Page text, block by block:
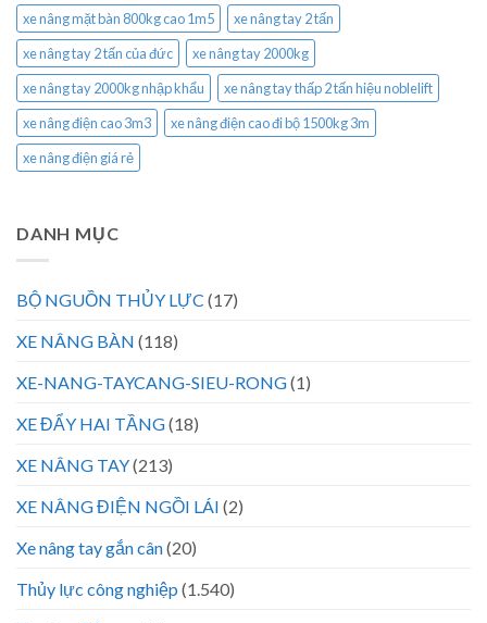
xe nâng mặt bàn 800kg cao 1m5
xe nâng tay 2 tấn
xe nâng tay 2 tấn của đức
xe nâng tay 2000kg
xe nâng tay 2000kg nhập khẩu
xe nâng tay thấp 2 tấn hiệu noblelift
xe nâng điện cao 3m3
xe nâng điện cao đi bộ 1500kg 3m
xe nâng điện giá rẻ
DANH MỤC
BỘ NGUỒN THỦY LỰC (17)
XE NÂNG BÀN (118)
XE-NANG-TAYCANG-SIEU-RONG(1)
XE ĐẨY HAI TẦNG(18)
XE NÂNG TAY(213)
XE NÂNG ĐIỆN NGỒI LÁI (2)
Xe nâng tay gắn cân(20)
Thủy lực công nghiệp (1.540)